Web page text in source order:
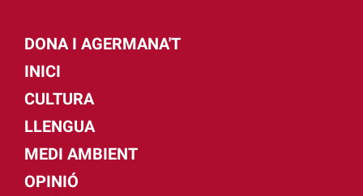
DONA I AGERMANA'T
INICI
CULTURA
LLENGUA
MEDI AMBIENT
OPINIÓ